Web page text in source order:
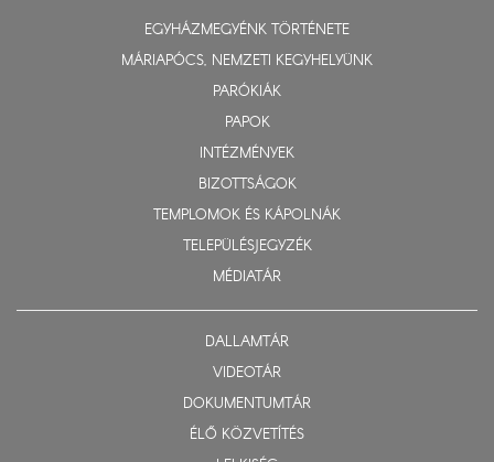
EGYHÁZMEGYÉNK TÖRTÉNETE
MÁRIAPÓCS, NEMZETI KEGYHELYÜNK
PARÓKIÁK
PAPOK
INTÉZMÉNYEK
BIZOTTSÁGOK
TEMPLOMOK ÉS KÁPOLNÁK
TELEPÜLÉSJEGYZÉK
MÉDIATÁR
DALLAMTÁR
VIDEOTÁR
DOKUMENTUMTÁR
ÉLŐ KÖZVETÍTÉS